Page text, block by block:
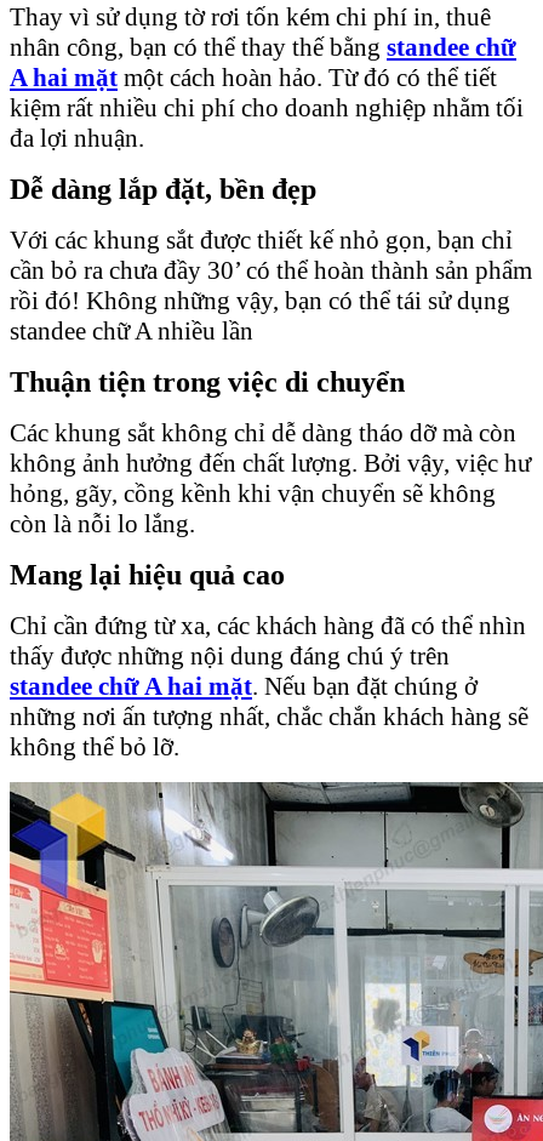
Thay vì sử dụng tờ rơi tốn kém chi phí in, thuê
nhân công, bạn có thể thay thế bằng standee chữ
A hai mặt một cách hoàn hảo. Từ đó có thể tiết
kiệm rất nhiều chi phí cho doanh nghiệp nhằm tối
đa lợi nhuận.
Dễ dàng lắp đặt, bền đẹp
Với các khung sắt được thiết kế nhỏ gọn, bạn chỉ
cần bỏ ra chưa đầy 30’ có thể hoàn thành sản phẩm
rồi đó! Không những vậy, bạn có thể tái sử dụng
standee chữ A nhiều lần
Thuận tiện trong việc di chuyển
Các khung sắt không chỉ dễ dàng tháo dỡ mà còn
không ảnh hưởng đến chất lượng. Bởi vậy, việc hư
hỏng, gãy, cồng kềnh khi vận chuyển sẽ không
còn là nỗi lo lắng.
Mang lại hiệu quả cao
Chỉ cần đứng từ xa, các khách hàng đã có thể nhìn
thấy được những nội dung đáng chú ý trên
standee chữ A hai mặt. Nếu bạn đặt chúng ở
những nơi ấn tượng nhất, chắc chắn khách hàng sẽ
không thể bỏ lỡ.